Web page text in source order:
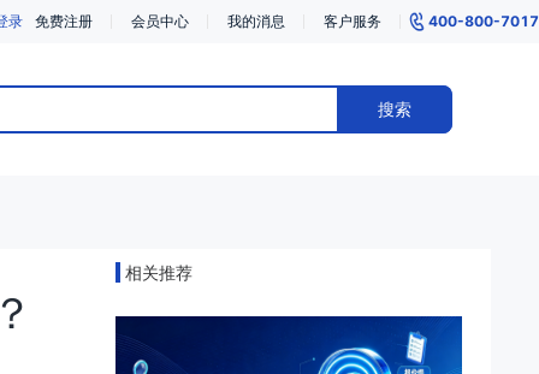
录 免费注册 会员中心 我的消息 客户服务 400-800-7017
搜索
相关推荐